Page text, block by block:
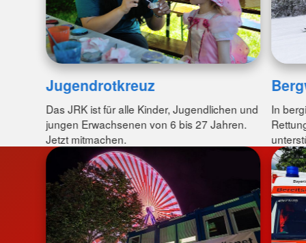
Jugendrotkreuz
Das JRK ist für alle Kinder, Jugendlichen und
jungen Erwachsenen von 6 bis 27 Jahren.
Jetzt mitmachen.
In